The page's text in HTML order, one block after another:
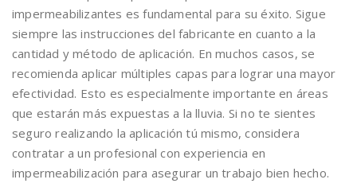
impermeabilizantes es fundamental para su éxito. Sigue
siempre las instrucciones del fabricante en cuanto a la
cantidad y método de aplicación. En muchos casos, se
recomienda aplicar múltiples capas para lograr una mayor
efectividad. Esto es especialmente importante en áreas
que estarán más expuestas a la lluvia. Si no te sientes
seguro realizando la aplicación tú mismo, considera
contratar a un profesional con experiencia en
impermeabilización para asegurar un trabajo bien hecho.